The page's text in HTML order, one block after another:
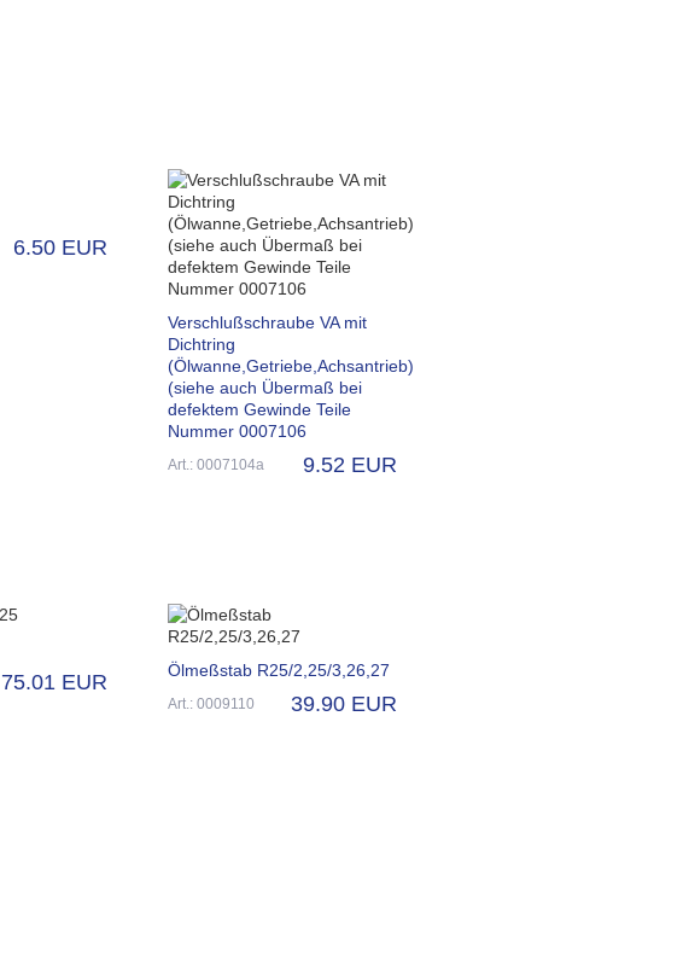
6.50 EUR
Verschlußschraube VA mit
Dichtring
(Ölwanne,Getriebe,Achsantrieb)
(siehe auch Übermaß bei
defektem Gewinde Teile
Nummer 0007106
Art.: 0007104a 9.52 EUR
75.01 EUR Ölmeßstab R25/2,25/3,26,27
Art.: 0009110 39.90 EUR